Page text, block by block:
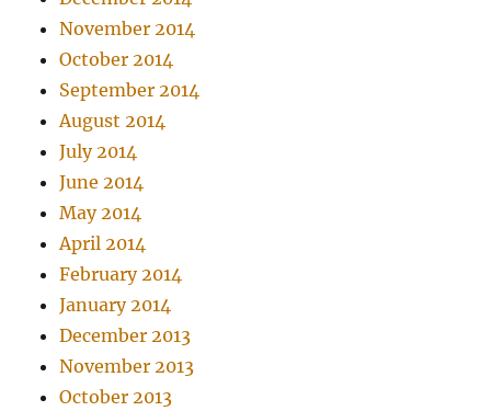
November 2014
October 2014
September 2014
August 2014
July 2014
June 2014
May 2014
April 2014
February 2014
January 2014
December 2013
November 2013
October 2013